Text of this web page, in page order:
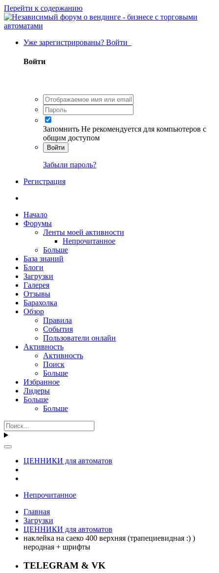
Перейти к содержанию
Уже зарегистрированы? Войти
Войти
Запомнить Не рекомендуется для компьютеров с
общим доступом
Войти
Забыли пароль?
Регистрация
Начало
Форумы
Ленты моей активности
Непрочитанное
Больше
База знаний
Блоги
Загрузки
Галерея
Отзывы
Барахолка
Обзор
Правила
События
Пользователи онлайн
Активность
Активность
Поиск
Больше
Избранное
Лидеры
Больше
Больше
ЦЕННИКИ для автоматов
Непрочитанное
Главная
Загрузки
ЦЕННИКИ для автоматов
наклейка на саеко 400 верхняя (трапециевидная :) )
неродная + шрифты
TELEGRAM & VK